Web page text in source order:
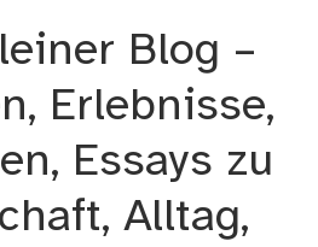
Blog –
Erlebnisse,
Essays zu
Alltag,